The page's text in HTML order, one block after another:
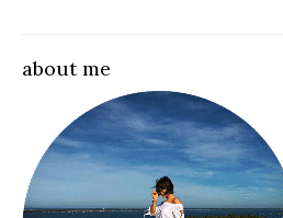
about me